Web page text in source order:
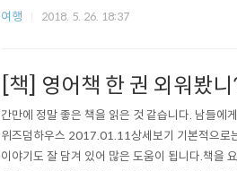
제일 처음 만나는 문제 중의 하나가 공항에서 시
여행 2018. 5. 26. 18:37
[책] 영어책 한 권 외워봤니
간만에 정말 좋은 책을 읽은 것 같습니다. 남들에게도 추천해주고 싶은 책입니다
위즈덤하우스 2017.01.11상세보기 기본적으로
이야기도 잘 담겨 있어 많은 도움이 됩니다.책을